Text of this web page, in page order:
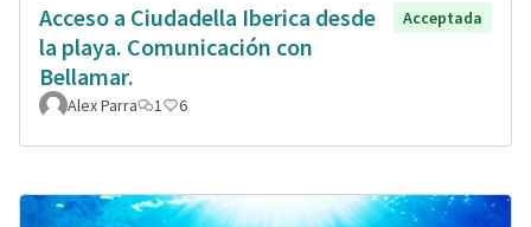
Acceso a Ciudadella Iberica desde
la playa. Comunicación con
Bellamar.
Acceptada
Alex Parra 1 6